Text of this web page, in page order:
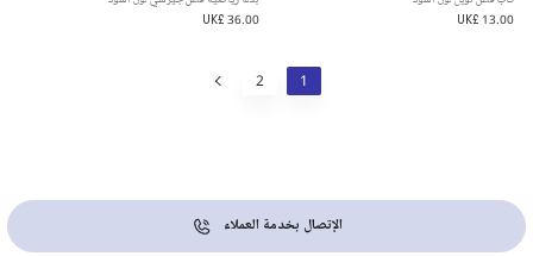
UK£ 13.00
UK£ 36.00
1
2
الإتصال بخدمة العملاء